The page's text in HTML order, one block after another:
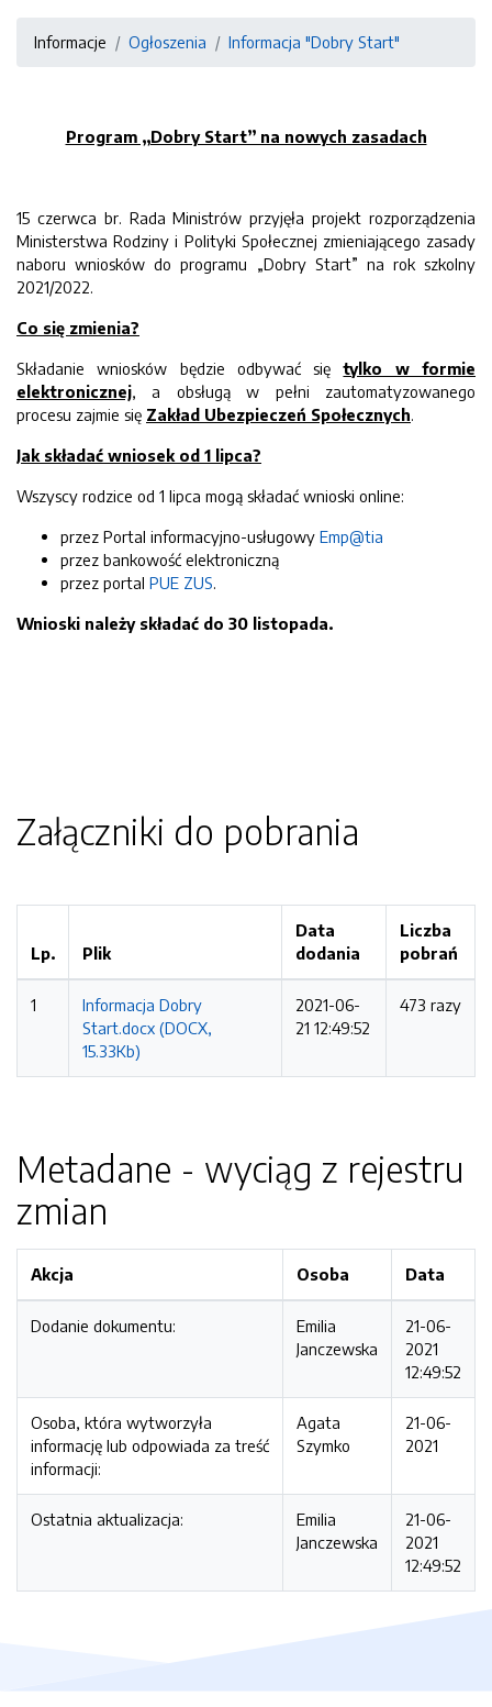
Informacje Ogłoszenia Informacja "Dobry Start"
Program „Dobry Start” na nowych zasadach
15 czerwca br. Rada Ministrów przyjęła projekt rozporządzenia
Ministerstwa Rodziny i Polityki Społecznej zmieniającego zasady
naboru wniosków do programu „Dobry Start” na rok szkolny
2021/2022.
Co się zmienia?
Składanie wniosków będzie odbywać siętylko w formie
elektronicznej, a obsługą w pełni zautomatyzowanego
procesu zajmie się Zakład Ubezpieczeń Społecznych.
Jak składać wniosek od 1 lipca?
Wszyscy rodzice od 1 lipca mogą składać wnioski online:
przez Portal informacyjno-usługowy Emp@tia
przez bankowość elektroniczną
przez portal PUE ZUS.
Wnioski należy składać do 30 listopada.
Załączniki do pobrania
Lp. Plik
Data
dodania
Liczba
pobrań
1
Informacja Dobry
Start.docx (DOCX,
15.33Kb)
2021-06-
21 12:49:52
473 razy
Metadane - wyciąg z rejestru
zmian
Akcja Osoba Data
Dodanie dokumentu:
Emilia
Janczewska
21-06-
2021
12:49:52
Osoba, która wytworzyła
informację lub odpowiada za treść
informacji:
Agata
Szymko
21-06-
2021
Ostatnia aktualizacja:
Emilia
Janczewska
21-06-
2021
12:49:52